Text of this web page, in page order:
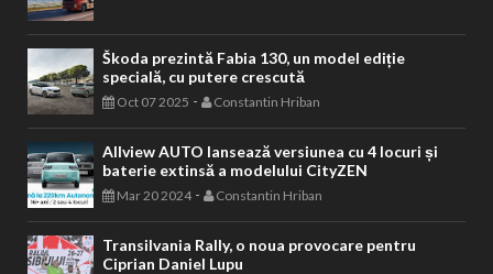
Škoda prezintă Fabia 130, un model ediție
specială, cu putere crescută
Oct 07 2025 - Constantin Hriban
Allview AUTO lansează versiunea cu 4 locuri și
baterie extinsă a modelului CityZEN
Mar 20 2024- Constantin Hriban
Transilvania Rally, o noua provocare pentru
Ciprian Daniel Lupu